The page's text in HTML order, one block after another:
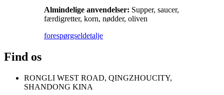
Almindelige anvendelser: Supper, saucer,
færdigretter, korn, nødder, oliven
forespørgseldetalje
Find os
RONGLI WEST ROAD, QINGZHOUCITY,
SHANDONG KINA